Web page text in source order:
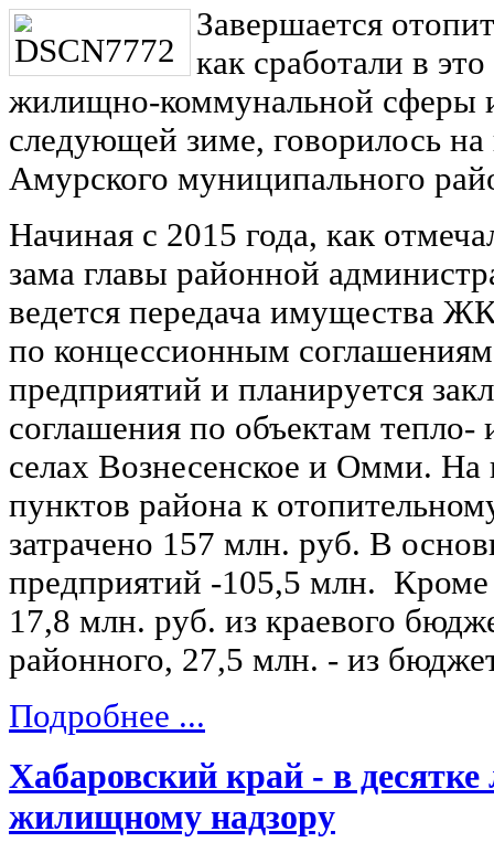
Завершается
как сработали в
жилищно-коммунальной сферы
следующей зиме, говорилось на
Амурского муниципального
Начиная с 2015 года, как
зама главы районной
ведется передача имущества
по концессионным
предприятий и планируется
соглашения по объектам тепло-
селах Вознесенское и Омми. На
пунктов района к
затрачено 157 млн. руб. В
предприятий -105,5 млн. Кроме
17,8 млн. руб. из краевого
районного, 27,5 млн. - из
Подробнее ...
Хабаровский край - в
жилищному надзору